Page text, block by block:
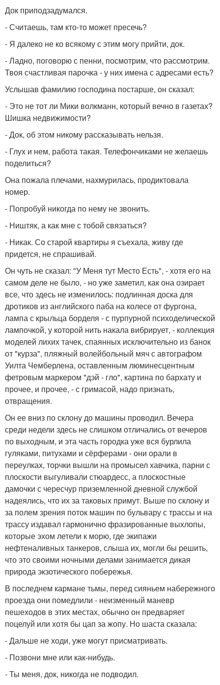
Док приподзадумался.
- Считаешь, там кто-то может пресечь?
- Я далеко не ко всякому с этим могу прийти, док.
- Ладно, поговорю с пенни, посмотрим, что рассмотрим.
Твоя счастливая парочка - у них имена с адресами есть?
Услышав фамилию господина постарше, он сказал:
- Это не тот ли Мики волкманн, который вечно в газетах?
Шишка недвижимости?
- Док, об этом никому рассказывать нельзя.
- Глух и нем, работа такая. Телефончиками не желаешь
поделиться?
Она пожала плечами, нахмурилась, продиктовала
номер.
- Попробуй никогда по нему не звонить.
- Ништяк, а как мне с тобой связаться?
- Никак. Со старой квартиры я съехала, живу где
придется, не спрашивай.
Он чуть не сказал: "У Меня тут Место Есть", - хотя его на
самом деле не было, - но уже заметил, как она озирает
все, что здесь не изменилось: подлинная доска для
дротиков из английского паба на колесе от фургона,
лампа с крыльца борделя - с пурпурной психоделической
лампочкой, у которой нить накала вибрирует, - коллекция
моделей лихих тачек, спаянных исключительно из банок
от "курза", пляжный волейбольный мяч с автографом
Уилта Чемберлена, оставленным люминесцентным
фетровым маркером "дэй - гло", картина по бархату и
прочее, и прочее, - с гримасой, надо признать,
отвращения.
Он ее вниз по склону до машины проводил. Вечера
среди недели здесь не слишком отличались от вечеров
по выходным, и эта часть городка уже вся бурлила
гуляками, питухами и сёрферами - они орали в
переулках, торчки вышли на промысел хавчика, парни с
плоскости выгуливали стюардесс, а плоскостные
дамочки с чересчур приземленной дневной службой
надеялись, что их за таковых примут. Выше по склону и
за полем зрения поток машин по бульвару с трассы и на
трассу издавал гармонично фразированные выхлопы,
которые эхом летели к морю, где экипажи
нефтеналивных танкеров, слыша их, могли бы решить,
что это своими ночными делами занимается дикая
природа экзотического побережья.
В последнем кармане тьмы, перед сияньем набережного
проезда они помедлили - неизменный маневр
пешеходов в этих местах, обычно он предваряет
поцелуй или хотя бы цап за жопу. Но шаста сказала:
- Дальше не ходи, уже могут присматривать.
- Позвони мне или как-нибудь.
- Ты меня, док, никогда не подводил.